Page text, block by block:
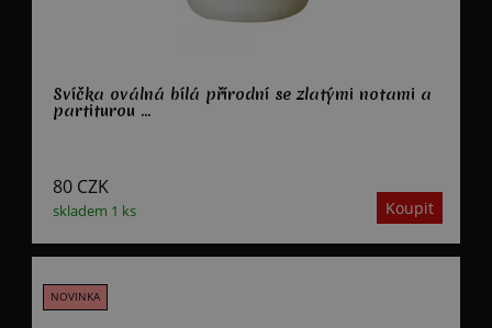
Svíčka oválná bílá přírodní se zlatými notami a
partiturou ...
skladem 1 ks
80 CZK